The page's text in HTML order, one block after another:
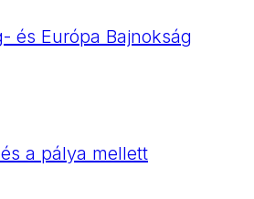
és Európa Bajnokság
a pálya mellett